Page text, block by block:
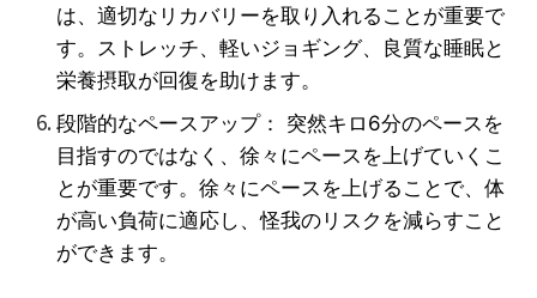
は、適切なリカバリーを取り入れることが重要で
す。ストレッチ、軽いジョギング、良質な睡眠と
栄養摂取が回復を助けます。
段階的なペースアップ： 突然キロ6分のペースを
目指すのではなく、徐々にペースを上げていくこ
とが重要です。徐々にペースを上げることで、体
が高い負荷に適応し、怪我のリスクを減らすこと
ができます。